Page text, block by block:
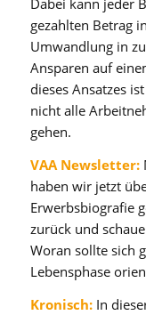
Dabei kann jeder
gezahlten Betrag
Umwandlung in
Ansparen auf
dieses Ansatzes
nicht alle
gehen.
VAA Newsletter:
haben wir jetzt
Erwerbsbiografie
zurück und
Woran sollte sich
Lebensphase
Kronisch:In